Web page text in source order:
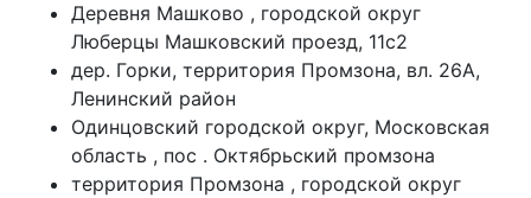
Деревня Машково , городской округ
Люберцы Машковский проезд, 11с2
дер. Горки, территория Промзона, вл. 26А,
Ленинский район
Одинцовский городской округ, Московская
область , пос . Октябрьский промзона
территория Промзона , городской округ